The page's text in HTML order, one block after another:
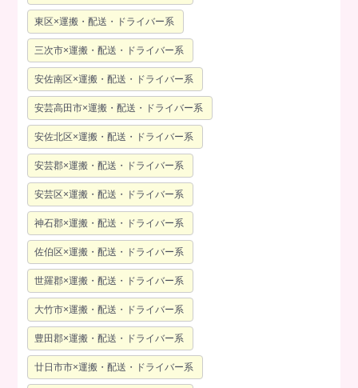
東区×運搬・配送・ドライバー系
三次市×運搬・配送・ドライバー系
安佐南区×運搬・配送・ドライバー系
安芸高田市×運搬・配送・ドライバー系
安佐北区×運搬・配送・ドライバー系
安芸郡×運搬・配送・ドライバー系
安芸区×運搬・配送・ドライバー系
神石郡×運搬・配送・ドライバー系
佐伯区×運搬・配送・ドライバー系
世羅郡×運搬・配送・ドライバー系
大竹市×運搬・配送・ドライバー系
豊田郡×運搬・配送・ドライバー系
廿日市市×運搬・配送・ドライバー系